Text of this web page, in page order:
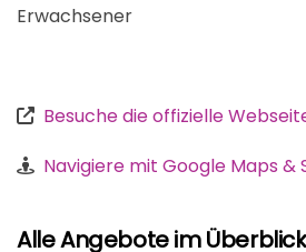
Erwachsener
Besuche die offizielle
Navigiere mit Google Maps &
Alle Angebote im